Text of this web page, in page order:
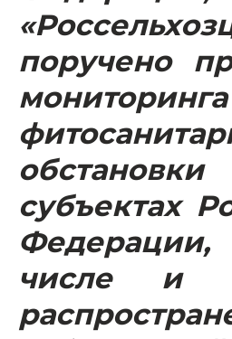
поручено
мониторинга
субъектах
числе и